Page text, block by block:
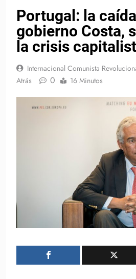
Portugal: la
gobierno Costa,
la crisis
Internacional Comunista
Atrás
0 16 Minutos